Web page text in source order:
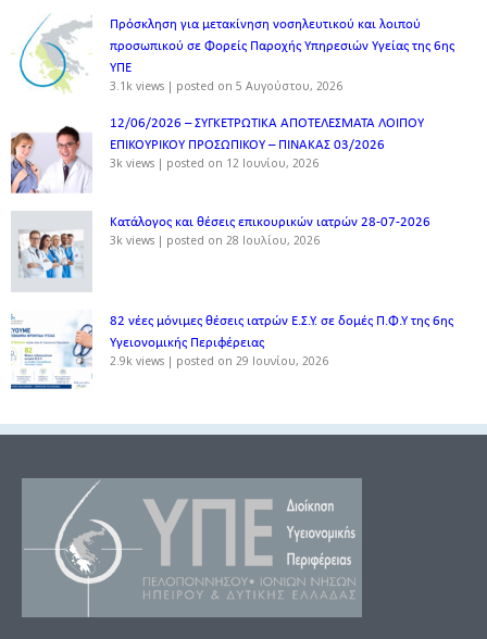
Πρόσκληση για μετακίνηση νοσηλευτικού και λοιπού
προσωπικού σε Φορείς Παροχής Υπηρεσιών Υγείας της 6ης
ΥΠΕ
3.1k views | posted on 5 Αυγούστου, 2026
12/06/2026 – ΣΥΓΚΕΤΡΩΤΙΚΑ ΑΠΟΤΕΛΕΣΜΑΤΑ ΛΟΙΠΟΥ
ΕΠΙΚΟΥΡΙΚΟΥ ΠΡΟΣΩΠΙΚΟΥ – ΠΙΝΑΚΑΣ 03/2026
3k views | posted on 12 Ιουνίου, 2026
Κατάλογος και θέσεις επικουρικών ιατρών 28-07-2026
3k views | posted on 28 Ιουλίου, 2026
82 νέες μόνιμες θέσεις ιατρών Ε.Σ.Υ. σε δομές Π.Φ.Υ της 6ης
Υγειονομικής Περιφέρειας
2.9k views | posted on 29 Ιουνίου, 2026